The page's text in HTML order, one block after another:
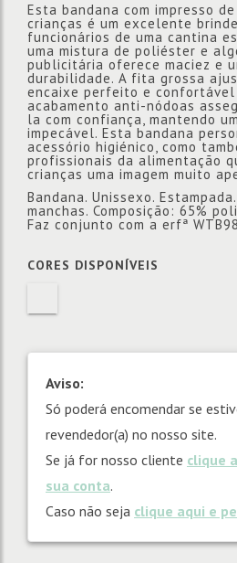
Esta bandana com impresso
crianças é um excelente
funcionários de uma cantina
uma mistura de poliéster e
publicitária oferece maciez e
durabilidade. A fita grossa
encaixe perfeito e confortável
acabamento anti-nódoas
la com confiança, mantendo
impecável. Esta bandana
acessório higiénico, como
profissionais da alimentação
crianças uma imagem muito
Bandana. Unissexo.
manchas. Composição: 65%
Faz conjunto com a erfª
CORES DISPONÍVEIS
Aviso:
Só poderá encomendar se
revendedor(a) no nosso site.
Se já for nosso cliente clique
sua conta.
Caso não seja clique aqui e